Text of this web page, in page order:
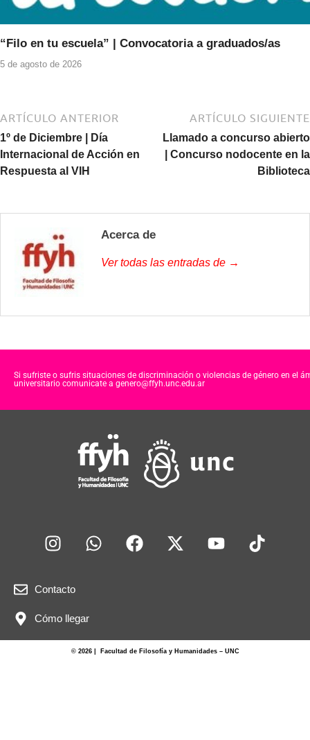
“Filo en tu escuela” | Convocatoria a graduados/as
5 de agosto de 2026
ARTÍCULO ANTERIOR
1º de Diciembre | Día
Internacional de Acción en
Respuesta al VIH
ARTÍCULO SIGUIENTE
Llamado a concurso abierto
| Concurso nodocente en la
Biblioteca
Acerca de
Ver todas las entradas de →
Si sufriste o sufris situaciones de discriminación o violencias de género en el
universitario comunicate a genero@ffyh.unc.edu.ar
Contacto
Cómo llegar
© 2026 | Facultad de Filosofía y Humanidades – UNC